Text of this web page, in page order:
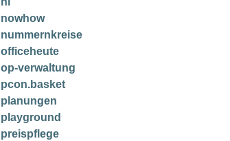
nowhow
nummernkreise
officeheute
op-verwaltung
pcon.basket
planungen
playground
preispflege